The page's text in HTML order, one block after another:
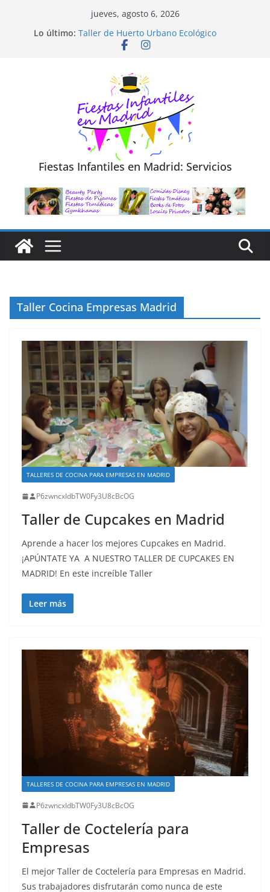
jueves, agosto 6, 2026
Lo último: Taller de Huerto Urbano Ecológico
TALLER FOTOGRAFÍA LA NATURALEZA
Trivial Virtual para niños
Fiestas Infantiles en Madrid: Servicios
Taller Cocina Empresas Madrid
TALLERES DE COCINA PARA EMPRESAS EN MADRID
P6zwncxIdbTW0Fy3U8cBcOG
Taller de Cupcakes en Madrid
Aprende a hacer los mejores Cupcakes en Madrid.
¡APÚNTATE YA A NUESTRO TALLER DE CUPCAKES EN
MADRID! En este increíble Taller
Leer más
TALLERES DE COCINA PARA EMPRESAS EN MADRID
P6zwncxIdbTW0Fy3U8cBcOG
Taller de Coctelería para
Empresas
El mejor Taller de Coctelería para Empresas en Madrid.
Sus trabajadores disfrutarán como nunca de este